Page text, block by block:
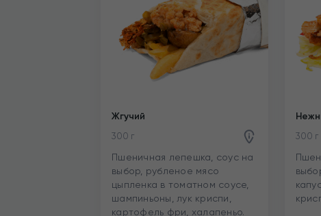
Жгучий
300 г
Пшеничная лепешка, соус на
выбор, рубленое мясо
цыпленка в томатном соусе,
шампиньоны, лук криспи,
картофель фри, халапеньо.
300 г